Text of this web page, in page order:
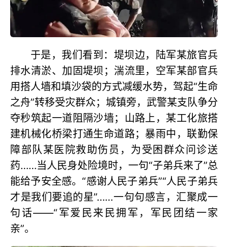
于是，我们看到：堤坝边，陆军某旅官兵
排水清淤、加固堤坝；湍流里，空军某部官兵
用搭人墙和填沙袋的方式减缓水势，驾起“生命
之舟”转移受灾群众；城镇旁，武警某支队争分
夺秒筑起一道阻隔沙墙；山路上，某工化旅搭
建机械化桥梁打通生命道路；暴雨中，联勤保
障部队某医院救助伤员，为受困群众问诊送
药……当人民身处险境时，一句“子弟兵来了”总
能给予安全感。“感谢人民子弟兵”“人民子弟兵
才是我们要追的星”……一句句感言，汇聚成一
句话——“军爱民来民拥军，军民团结一家
亲”。